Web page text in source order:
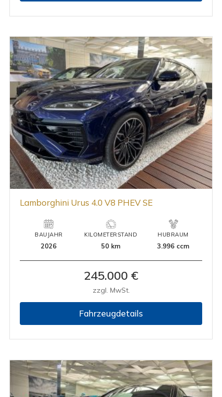
Lamborghini Urus 4.0 V8 PHEV SE
BAUJAHR
2026
KILOMETERSTAND
50 km
HUBRAUM
3.996 ccm
245.000 €
zzgl. MwSt.
Fahrzeugdetails